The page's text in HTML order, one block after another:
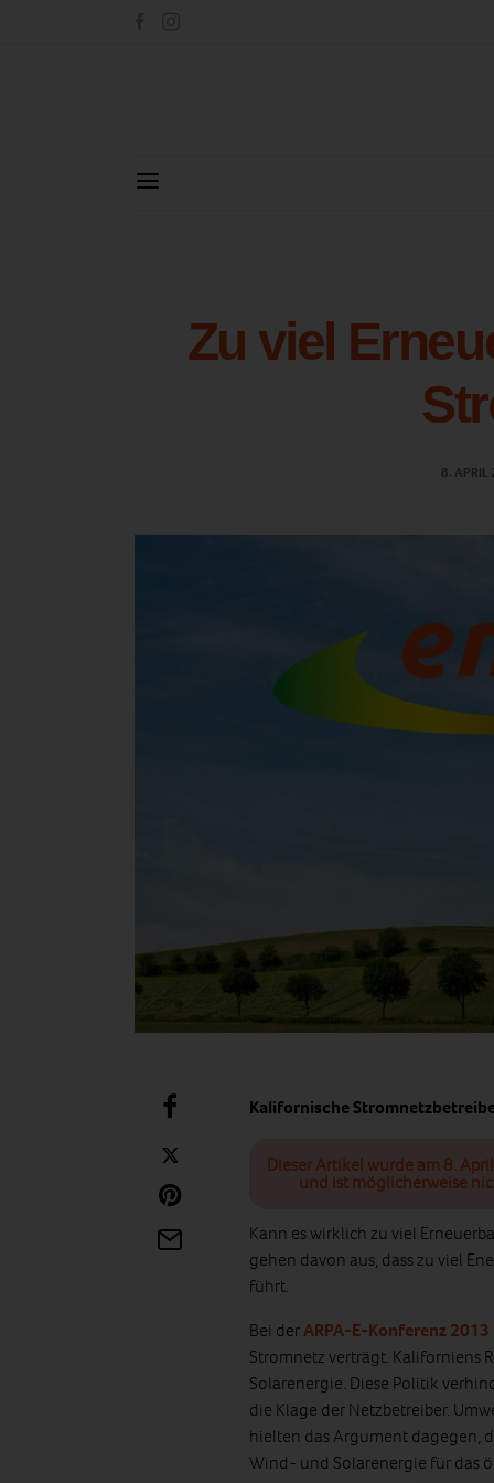
Zu viel
8. APRIL
Kalifornische
Dieser Artikel wurde am 8.
und ist möglicherweise
Kann es wirklich zu viel
gehen davon aus, dass zu viel
führt.
Bei derARPA-E-Konferenz 2013
Stromnetz verträgt. Kaliforniens
Solarenergie. Diese Politik
die Klage der Netzbetreiber.
hielten das Argument dagegen,
Wind- und Solarenergie für das